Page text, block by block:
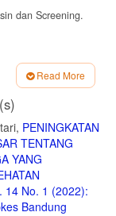
dan Screening.
Kesehatan
apa-itu-
dan Upaya
dengan
169.
Menteri
6779/2021
Vaccine
Read More
PENINGKATAN
TENTANG
YANG
14 No. 1 (2022):
Bandung